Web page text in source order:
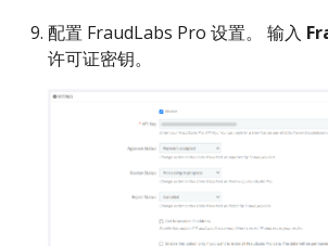
配置 FraudLabs Pro 设置。 输入
许可证密钥。